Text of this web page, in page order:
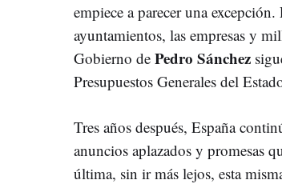
empiece a parecer una
ayuntamientos, las empresas y
Gobierno de Pedro Sánchez
Presupuestos Generales del
Tres años después, España
anuncios aplazados y promesas
última, sin ir más lejos, esta